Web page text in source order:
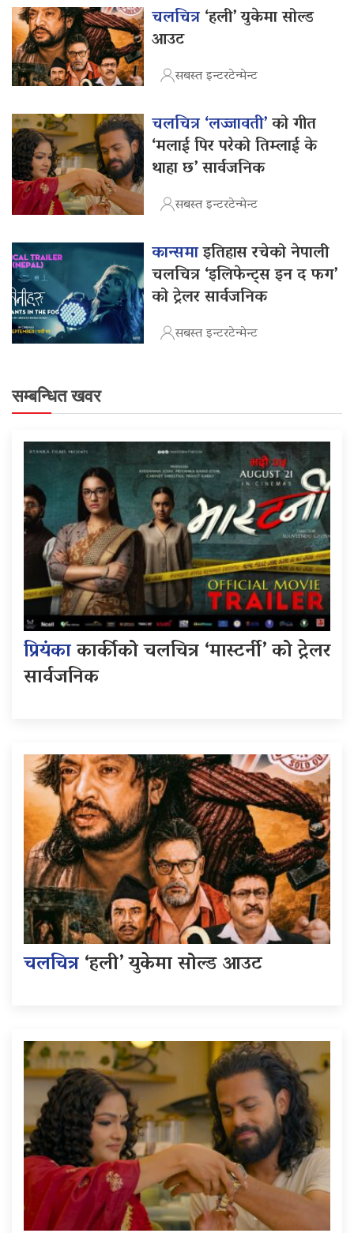
चलचित्र‘हली’ युकेमा सोल्ड
आउट
सबस्त इन्टरटेन्मेन्ट
चलचित्र ‘लज्जावती’को गीत
‘मलाई पिर परेको तिम्लाई के
थाहा छ’ सार्वजनिक
सबस्त इन्टरटेन्मेन्ट
कान्समाइतिहास रचेको नेपाली
चलचित्र ‘इलिफेन्ट्स इन द फग’
को ट्रेलर सार्वजनिक
सबस्त इन्टरटेन्मेन्ट
सम्बन्धित खवर
प्रियंकाकार्कीको चलचित्र ‘मास्टर्नी’ को ट्रेलर
सार्वजनिक
चलचित्र‘हली’ युकेमा सोल्ड आउट